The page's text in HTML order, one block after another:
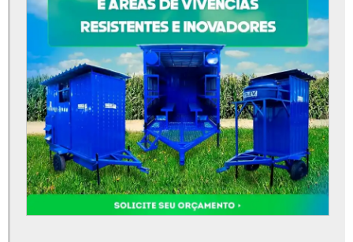
Banheiro rural para fossa
Banheiro sanitário móvel
Bica de jogo
Bica de jogo para café
Bica de jogo para limpeza de café
Bica de limpeza para café
Bica de limpeza para café de varrição